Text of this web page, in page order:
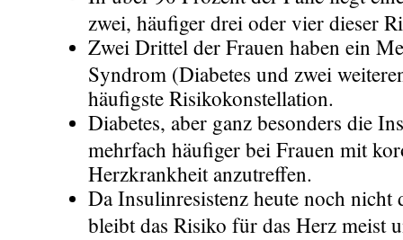
zwei, häufiger drei oder vier dieser
Zwei Drittel der Frauen haben ein
Syndrom (Diabetes und zwei
häufigste Risikokonstellation.
Diabetes, aber ganz besonders die
mehrfach häufiger bei Frauen mit
Herzkrankheit anzutreffen.
Da Insulinresistenz heute noch
bleibt das Risiko für das Herz meist